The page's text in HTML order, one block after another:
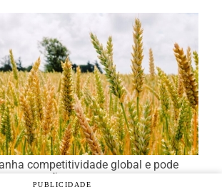
competitividade global e pode
importação no Brasil
PUBLICIDADE